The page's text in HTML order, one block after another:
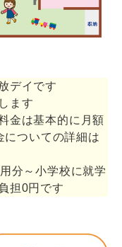
デイです
ます
金は基本的に月額
についての詳細は
分～小学校に就学
担0円です